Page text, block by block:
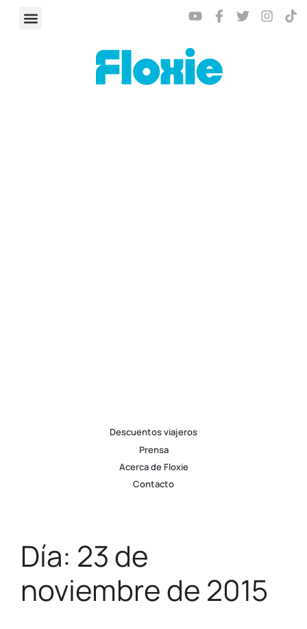
Descuentos viajeros
Prensa
Acerca de Floxie
Contacto
Día: 23 de
noviembre de 2015